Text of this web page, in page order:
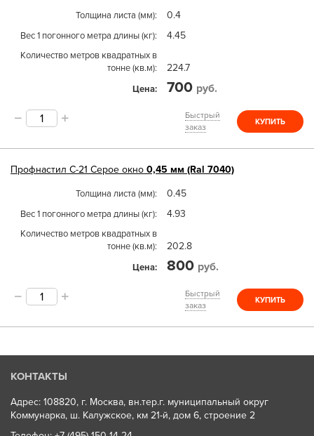
Толщина листа (мм) 0.4
Вес 1 погонного метра длины (кг) 4.45
Количество метров квадратных в
тонне (кв.м)
224.7
Цена 700 руб.
Быстрый
заказ
КУПИТЬ
Профнастил С-21 Серое окно 0,45 мм (Ral 7040)
Толщина листа (мм) 0.45
Вес 1 погонного метра длины (кг) 4.93
Количество метров квадратных в
тонне (кв.м)
202.8
Цена 800 руб.
Быстрый
заказ
КУПИТЬ
КОНТАКТЫ
Адрес: 108820, г. Москва, вн.тер.г. муниципальный округ
Коммунарка, ш. Калужское, км 21-й, дом 6, строение 2